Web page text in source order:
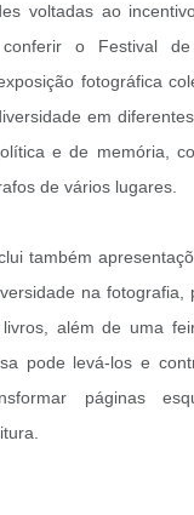
voltadas ao
o Festival de
fotográfica
em
e de memória,
de vários lugares.
também
na fotografia,
além de uma
pode levá-los e
páginas